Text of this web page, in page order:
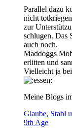
Parallel dazu
nicht
zur
schlugen. Das
auch noch.
Maddoggs
erlitten und
Vielleicht ja
Meine Blogs
Glaube, Stahl
9th Age